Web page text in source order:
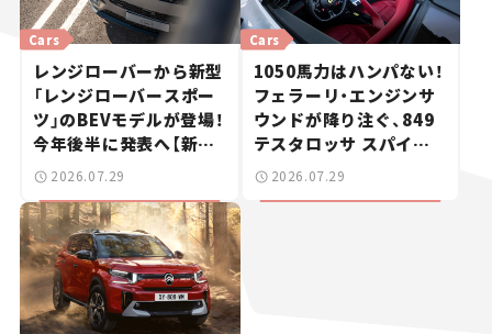
Cars
レンジローバーから新型
「レンジローバースポー
ツ」のBEVモデルが登場！
今年後半に発表へ【新車
ニュース】
2026.07.29
Cars
1050馬力はハンパない！
フェラーリ・エンジンサ
ウンドが降り注ぐ、849
テスタロッサ スパイダ
ーに試乗。
2026.07.29